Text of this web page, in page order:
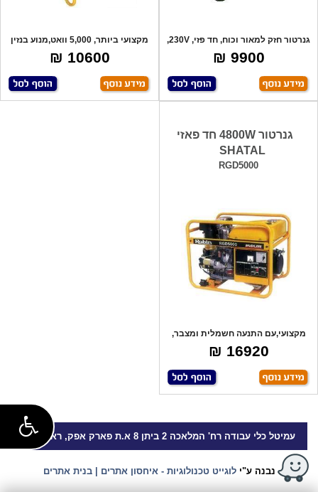
גנרטור חזק למאור וכוח, חד פזי, 230V,
מנו
9900 ₪
מקצועי ביותר, 5,000 וואט,מנוע בנזין
13.5
10600 ₪
גנרטור 4800W חד פאזי
SHATAL
RGD5000
מקצועי,עם התנעה חשמלית ומצבר,
8.5 כ"ס, מ
16920 ₪
עמיטל כלי עבודה רח' המלאכה 2 ביתן 8 א.ת פארק אפק, ראש העין
נבנה ע"ילוגייט טכנולוגיות - איחסון אתרים | בנית אתרים